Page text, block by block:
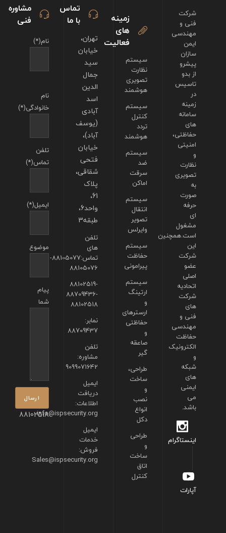
مشاوره
فنی
نام(*)
نام
خانوادگی(*)
تلفن
تماس(*)
ایمیل(*)
موضوع
پیام
شما
88102518
تماس
با ما
تهران،
خیابان
سید
جمال
الدین
اسد
آبادی
(یوسف
آباد)،
خیابان
فتحی
شقاقی،
پلاک
61،
واحد6،
طبقه3
تلفن
های
تماس:88105077-
88105076
88102519-
88709436-
88102518
نمابر:
88709437
تلفن
مشاوره:
9099071642
ایمیل
دریافت
اطلاعات:
info@ispsecurity.org
ایمیل
خدمات
فروش:
Sales@ispsecurity.org
زمینه
های
فعالیت
سیستم
نظارت
تصویری
هوشمند
سیستم
کنترل
تردد
هوشمند
سیستم
ضد
سرقت
اماکن
سیستم
انتقال
تصویر
وایرلس
سیستم
حفاظت
پیرامونی
سیستم
ارتینگ
و
ارسترهای
حفاظتی
و
صاعقه
گیر
طراحی،
ساخت
و
نصب
انواع
دکل
طراحی
و
ساخت
اتاق
کنترل
شرکت
فنی و
مهندسی
ایمن
سازان
پیشرو
از بدو
تاسیس
در
زمینه
سامانه
های
حفاظتی،
امنیتی
و
نظارت
تصویری
به
صورت
حرفه
ای
مشغول
است.همچنین
این
شرکت
عضو
اصلی
اتحادیه
شرکت
های
فنی و
مهندسی
حفاظت
الکترونیک
و
شبکه
های
ایمنی
می
باشد.
اینستاگرام
آپارات